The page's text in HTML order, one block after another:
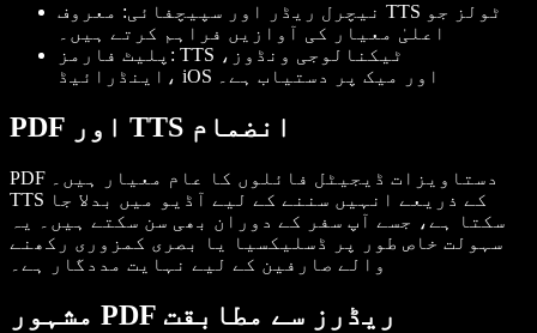
نیچرل ریڈر اور سپیچفائی: معروف TTS ٹولز جو
اعلیٰ معیار کی آوازیں فراہم کرتے ہیں۔
پلیٹ فارمز : TTS ٹیکنالوجی ونڈوز،
اینڈرائیڈ، iOS اور میک پر دستیاب ہے۔
PDF اور TTS انضمام
PDF دستاویزات ڈیجیٹل فائلوں کا عام معیار ہیں۔
TTS کے ذریعے انہیں سننے کے لیے آڈیو میں بدلا جا
سکتا ہے، جسے آپ سفر کے دوران بھی سن سکتے ہیں۔ یہ
سہولت خاص طور پر ڈسلیکسیا یا بصری کمزوری رکھنے
والے صارفین کے لیے نہایت مددگار ہے۔
مشہور PDF ریڈرز سے مطابقت